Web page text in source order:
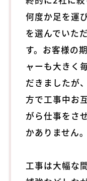
何度か足を運
を選んでいた
す。お客様の
ャーも大きく
だきましたが
方で工事中お
がら仕事をさ
かありません。
工事は大幅な